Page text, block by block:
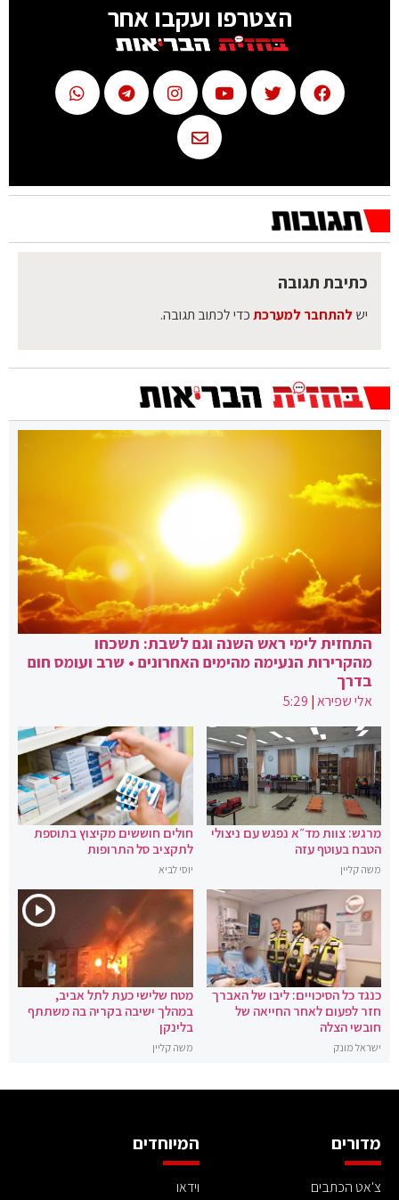
הצטרפו ועקבו אחר
כתיבת תגובה
יש להתחבר למערכתכדי לכתוב תגובה.
התחזית לימי ראש השנה וגם לשבת: תשכחו
מהקרירות הנעימה מהימים האחרונים • שרב ועומס חום
בדרך
אלי שפירא|
5:29
מרגש: צוות מד״א נפגש עם ניצולי
הטבח בעוטף עזה
משה קליין
חולים חוששים מקיצוץ בתוספת
לתקציב סל התרופות
יוסי לביא
כנגד כל הסיכויים: ליבו של האברך
חזר לפעום לאחר החייאה של
חובשי הצלה
ישראל מונק
מטח שלישי כעת לתל אביב,
במהלך ישיבה בקריה בה משתתף
בלינקן
משה קליין
מדורים
צ'אט הכתבים
המיוחדים
וידאו